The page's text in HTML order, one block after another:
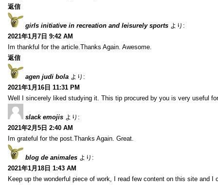
返信
girls initiative in recreation and leisurely sports より:
2021年1月7日 9:42 AM
Im thankful for the article.Thanks Again. Awesome.
返信
agen judi bola より:
2021年1月16日 11:31 PM
Well I sincerely liked studying it. This tip procured by you is very useful
slack emojis より:
2021年2月5日 2:40 AM
Im grateful for the post.Thanks Again. Great.
blog de animales より:
2021年1月18日 1:43 AM
Keep up the wonderful piece of work, I read few content on this site and I